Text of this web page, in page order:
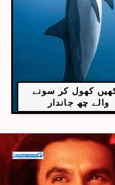
کھول کر سونے
والے چھ جاندار